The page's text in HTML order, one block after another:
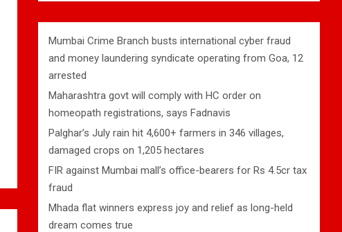
Mumbai Crime Branch busts international cyber fraud
and money laundering syndicate operating from Goa, 12
arrested
Maharashtra govt will comply with HC order on
homeopath registrations, says Fadnavis
Palghar’s July rain hit 4,600+ farmers in 346 villages,
damaged crops on 1,205 hectares
FIR against Mumbai mall’s office-bearers for Rs 4.5cr tax
fraud
Mhada flat winners express joy and relief as long-held
dream comes true